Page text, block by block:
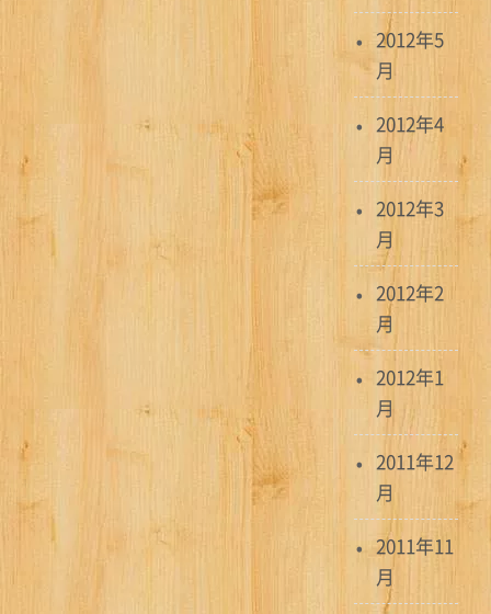
2012年5
月
2012年4
月
2012年3
月
2012年2
月
2012年1
月
2011年12
月
2011年11
月